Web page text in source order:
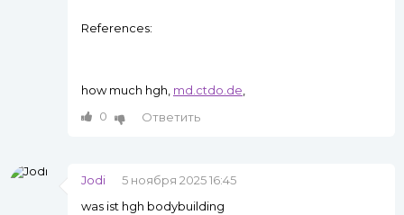
References:
how much hgh, md.ctdo.de
0
Ответить
Jodi
5 ноября 2025 16:45
was ist hgh bodybuilding